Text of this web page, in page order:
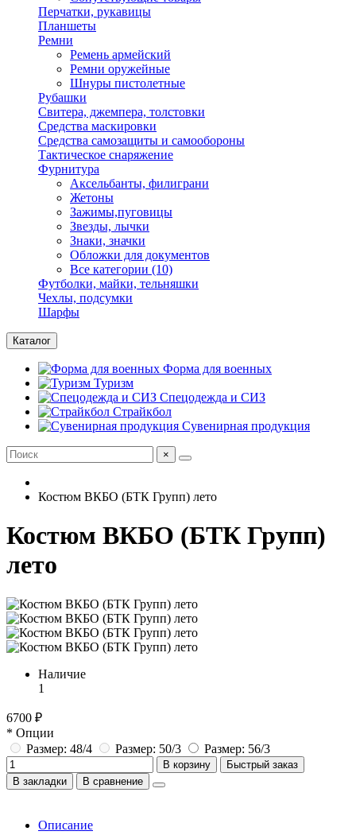
Перчатки, рукавицы
Планшеты
Ремни
Ремень армейский
Ремни оружейные
Шнуры пистолетные
Рубашки
Свитера, джемпера, толстовки
Средства маскировки
Средства самозащиты и самообороны
Тактическое снаряжение
Фурнитура
Аксельбанты, филиграни
Жетоны
Зажимы,пуговицы
Звезды, лычки
Знаки, значки
Обложки для документов
Все категории (10)
Футболки, майки, тельняшки
Чехлы, подсумки
Шарфы
Каталог
Форма для военных
Туризм
Спецодежда и СИЗ
Страйкбол
Сувенирная продукция
×
Костюм ВКБО (БТК Групп) лето
Костюм ВКБО (БТК Групп)
лето
Наличие
1
6700 ₽
* Опции
Размер: 48/4
Размер: 50/3 Размер: 56/3
В корзину
Быстрый заказ
В закладки
В сравнение
Описание